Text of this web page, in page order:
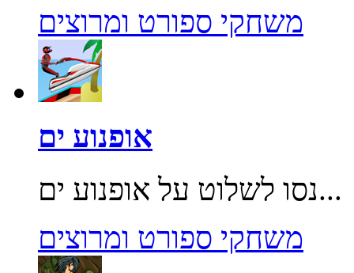
משחקי ספורט ומרוצים
אופנוע ים
נסו לשלוט על אופנוע ים...
משחקי ספורט ומרוצים